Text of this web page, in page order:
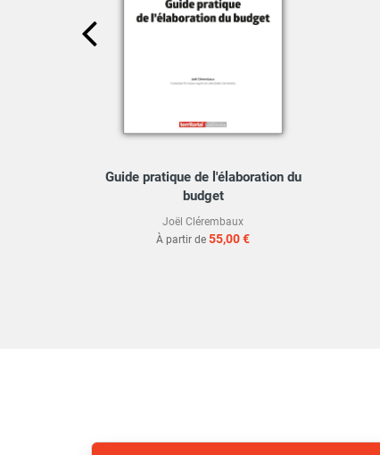
Guide pratique de l'élaboration du
budget
Joël Clérembaux
À partir de55,00 €